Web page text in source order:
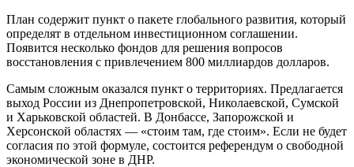
План содержит пункт о пакете глобального развития, который
определят в отдельном инвестиционном соглашении.
Появится несколько фондов для решения вопросов
восстановления с привлечением 800 миллиардов долларов.
Самым сложным оказался пункт о территориях. Предлагается
выход России из Днепропетровской, Николаевской, Сумской
и Харьковской областей. В Донбассе, Запорожской и
Херсонской областях — «стоим там, где стоим». Если не будет
согласия по этой формуле, состоится референдум о свободной
экономической зоне в ДНР.